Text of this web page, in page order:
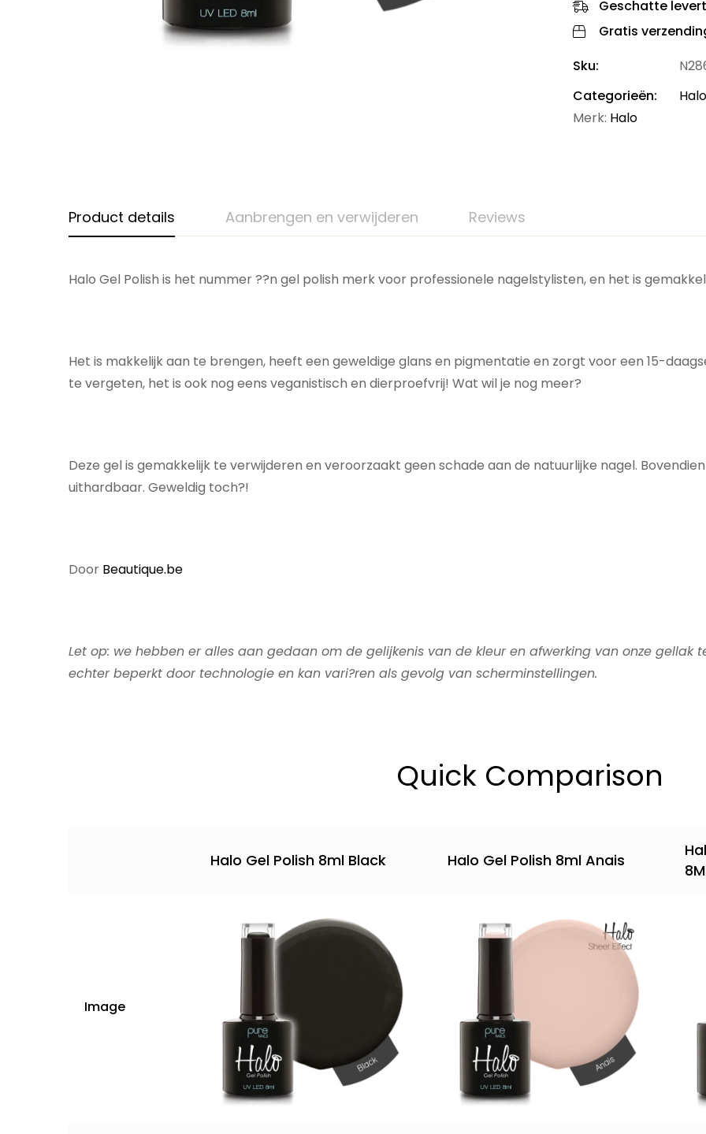
Geschatte
Gratis
Sku:
Categorieën:
Merk: Halo
Product details Aanbrengen en verwijderen Reviews
Halo Gel Polish is het nummer ??n gel polish merk voor professionele nagelstylisten, en het is
Het is makkelijk aan te brengen, heeft een geweldige glans en pigmentatie en zorgt voor een 15-
te vergeten, het is ook nog eens veganistisch en dierproefvrij! Wat wil je nog meer?
Deze gel is gemakkelijk te verwijderen en veroorzaakt geen schade aan de natuurlijke nagel. Bovendien
uithardbaar. Geweldig toch?!
Door Beautique.be
Let op: we hebben er alles aan gedaan om de gelijkenis van de kleur en afwerking van onze gellak
echter beperkt door technologie en kan vari?ren als gevolg van scherminstellingen.
Quick Comparison
Halo Gel Polish 8ml Black Halo Gel Polish 8ml Anais
Image